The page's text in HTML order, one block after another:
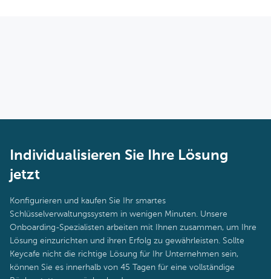
Individualisieren Sie Ihre Lösung
jetzt
Konfigurieren und kaufen Sie Ihr smartes
Schlüsselverwaltungssystem in wenigen Minuten. Unsere
Onboarding-Spezialisten arbeiten mit Ihnen zusammen, um Ihre
Lösung einzurichten und ihren Erfolg zu gewährleisten. Sollte
Keycafe nicht die richtige Lösung für Ihr Unternehmen sein,
können Sie es innerhalb von 45 Tagen für eine vollständige